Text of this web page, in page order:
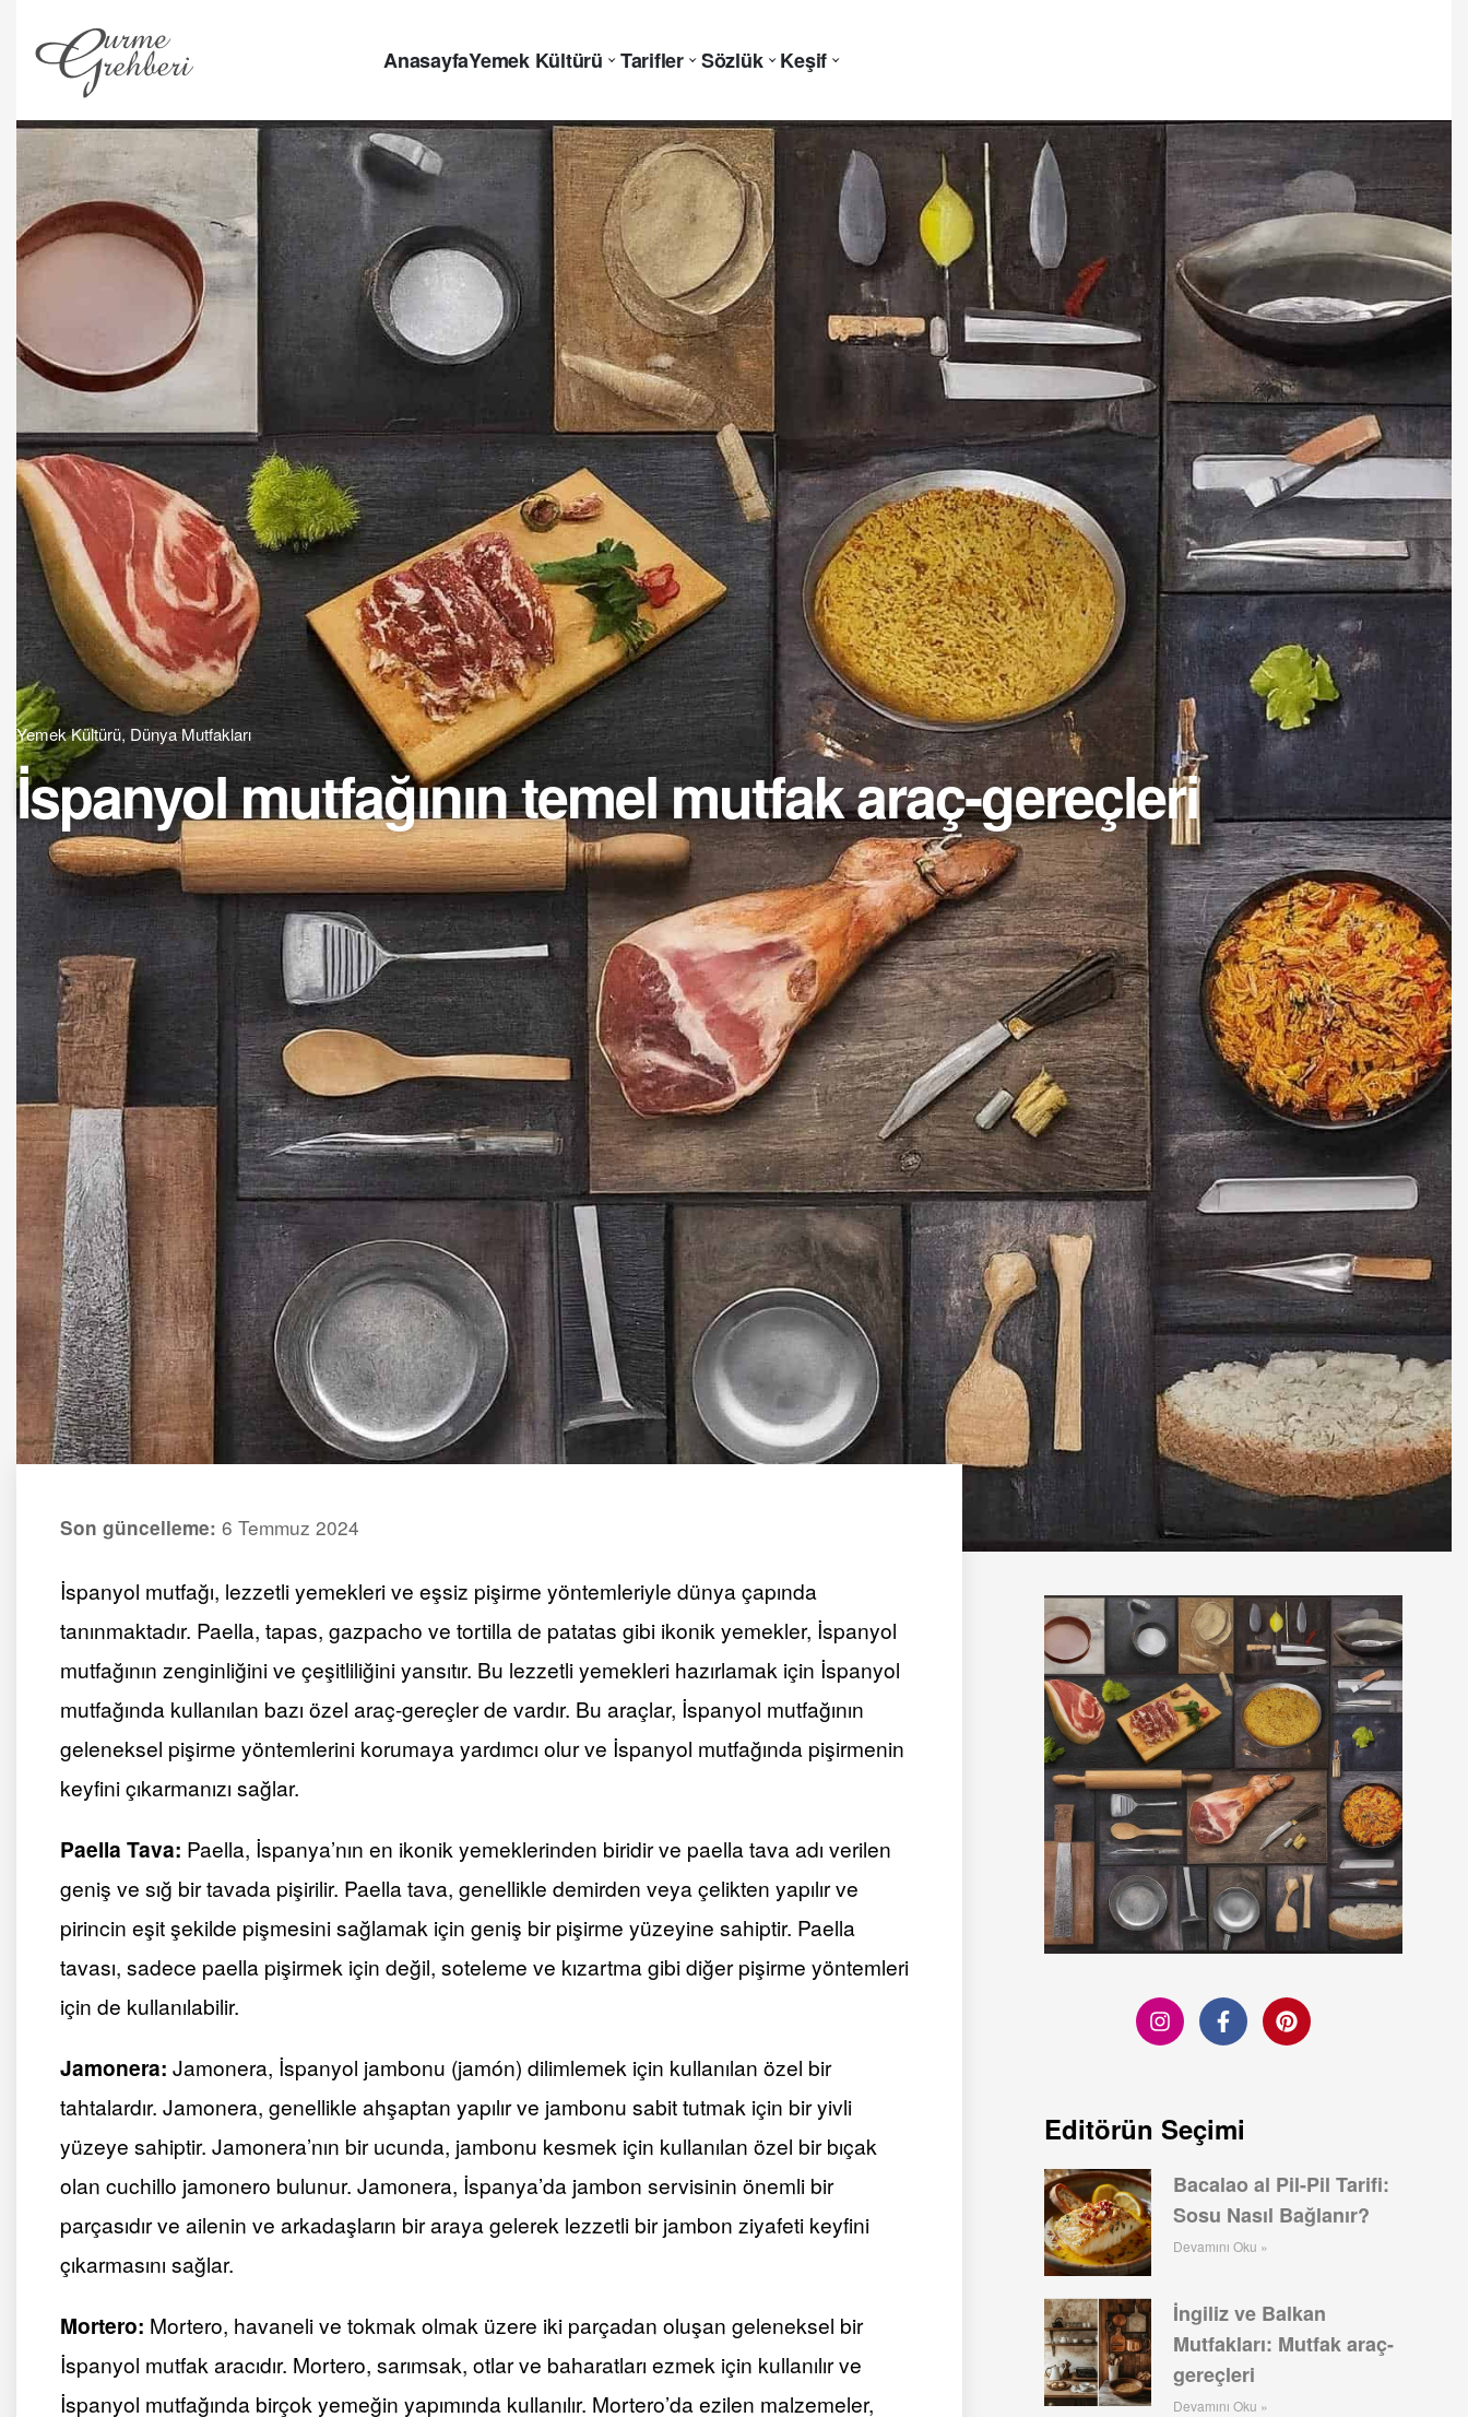
AnasayfaYemek Kültürü Tarifler Sözlük Keşif
Yemek Kültürü, Dünya Mutfakları
İspanyol mutfağının temel mutfak araç-gereçleri
Son güncelleme: 6 Temmuz 2024
İspanyol mutfağı, lezzetli yemekleri ve eşsiz pişirme yöntemleriyle dünya çapında
tanınmaktadır. Paella, tapas, gazpacho ve tortilla de patatas gibi ikonik yemekler, İspanyol
mutfağının zenginliğini ve çeşitliliğini yansıtır. Bu lezzetli yemekleri hazırlamak için İspanyol
mutfağında kullanılan bazı özel araç-gereçler de vardır. Bu araçlar, İspanyol mutfağının
geleneksel pişirme yöntemlerini korumaya yardımcı olur ve İspanyol mutfağında pişirmenin
keyfini çıkarmanızı sağlar.
Paella Tava: Paella, İspanya’nın en ikonik yemeklerinden biridir ve paella tava adı verilen
geniş ve sığ bir tavada pişirilir. Paella tava, genellikle demirden veya çelikten yapılır ve
pirincin eşit şekilde pişmesini sağlamak için geniş bir pişirme yüzeyine sahiptir. Paella
tavası, sadece paella pişirmek için değil, soteleme ve kızartma gibi diğer pişirme yöntemleri
için de kullanılabilir.
Jamonera: Jamonera, İspanyol jambonu (jamón) dilimlemek için kullanılan özel bir
tahtalardır. Jamonera, genellikle ahşaptan yapılır ve jambonu sabit tutmak için bir yivli
yüzeye sahiptir. Jamonera’nın bir ucunda, jambonu kesmek için kullanılan özel bir bıçak
olan cuchillo jamonero bulunur. Jamonera, İspanya’da jambon servisinin önemli bir
parçasıdır ve ailenin ve arkadaşların bir araya gelerek lezzetli bir jambon ziyafeti keyfini
çıkarmasını sağlar.
Mortero: Mortero, havaneli ve tokmak olmak üzere iki parçadan oluşan geleneksel bir
İspanyol mutfak aracıdır. Mortero, sarımsak, otlar ve baharatları ezmek için kullanılır ve
İspanyol mutfağında birçok yemeğin yapımında kullanılır. Mortero’da ezilen malzemeler,
Editörün Seçimi
Bacalao al Pil-Pil Tarifi:
Sosu Nasıl Bağlanır?
Devamını Oku »
İngiliz ve Balkan
Mutfakları: Mutfak araç-
gereçleri
Devamını Oku »